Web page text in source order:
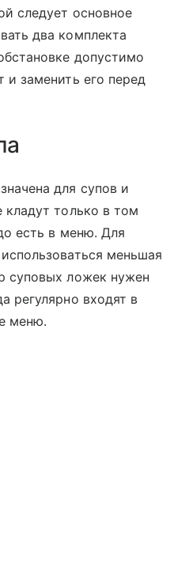
следует основное
два комплекта
допустимо
и заменить его перед
для супов и
только в том
есть в меню. Для
меньшая
суповых ложек нужен
регулярно входят в
меню.